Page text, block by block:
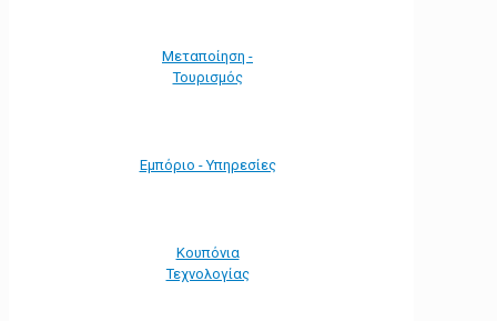
Μεταποίηση -
Τουρισμός
Εμπόριο - Υπηρεσίες
Κουπόνια
Τεχνολογίας